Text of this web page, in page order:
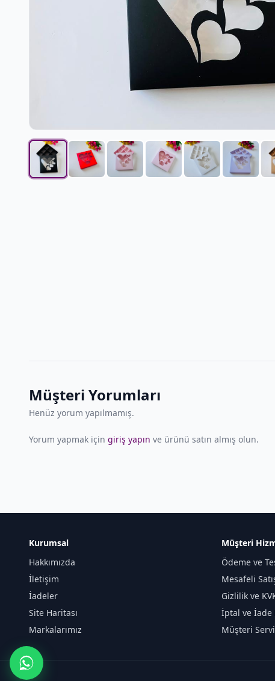
Müşteri Yorumları
Henüz yorum yapılmamış.
Yorum yapmak için giriş yapın ve ürünü satın almış olun.
Kurumsal
Hakkımızda
İletişim
İadeler
Site Haritası
Markalarımız
Müşteri
Ödeme ve
Mesafeli
Gizlilik ve
İptal ve İade
Müşteri